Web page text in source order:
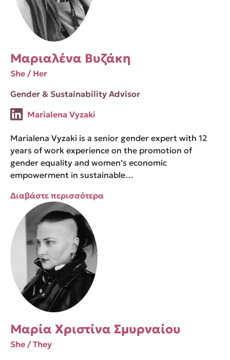
Μαριαλένα Βυζάκη
She / Her
Gender & Sustainability Advisor
Marialena Vyzaki
Marialena Vyzaki is a senior gender expert with 12
years of work experience on the promotion of
gender equality and women’s economic
empowerment in sustainable…
Διαβάστε περισσότερα
Μαρία Χριστίνα Σμυρναίου
She / They